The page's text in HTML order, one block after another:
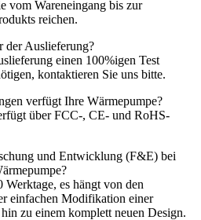
vom Wareneingang bis zur
reichen.
der Auslieferung?
einen 100%igen Test
kontaktieren Sie uns bitte.
verfügt Ihre Wärmepumpe?
über FCC-, CE- und RoHS-
und Entwicklung (F&E) bei
es hängt von den
einfachen Modifikation einer
zu einem komplett neuen Design.